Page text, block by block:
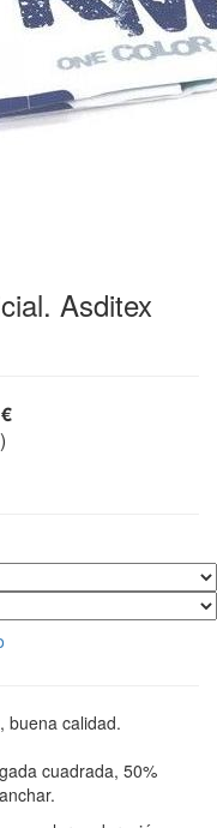
Asditex
€
, buena calidad.
cuadrada, 50%